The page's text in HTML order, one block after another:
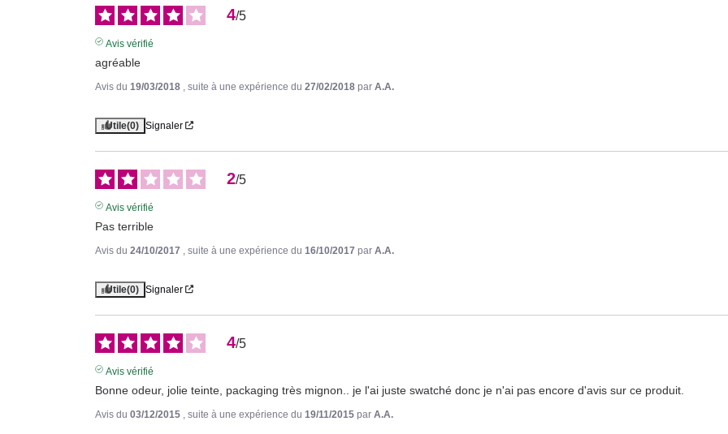
4/5
Avis vérifié
agréable
Avis du 19/03/2018 , suite à une expérience du 27/02/2018 par A.A.
Utile(0) Signaler
2/5
Avis vérifié
Pas terrible
Avis du 24/10/2017 , suite à une expérience du 16/10/2017 par A.A.
Utile(0) Signaler
4/5
Avis vérifié
Bonne odeur, jolie teinte, packaging très mignon.. je l'ai juste swatché donc je n'ai pas encore d'avis sur ce produit.
Avis du 03/12/2015 , suite à une expérience du 19/11/2015 par A.A.